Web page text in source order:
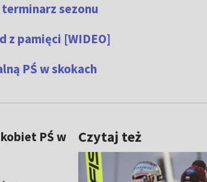
sezonu
z pamięci [WIDEO]
PŚ w skokach
Czytaj też
PŚ w